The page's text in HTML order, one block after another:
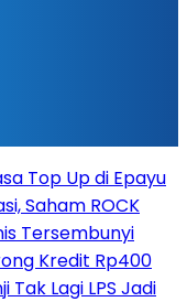
Top Up di Epayu
Saham ROCK
Tersembunyi
Kredit Rp400
Tak Lagi LPS Jadi